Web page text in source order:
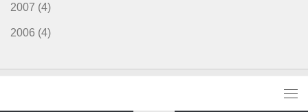
2007 (4)
2006 (4)